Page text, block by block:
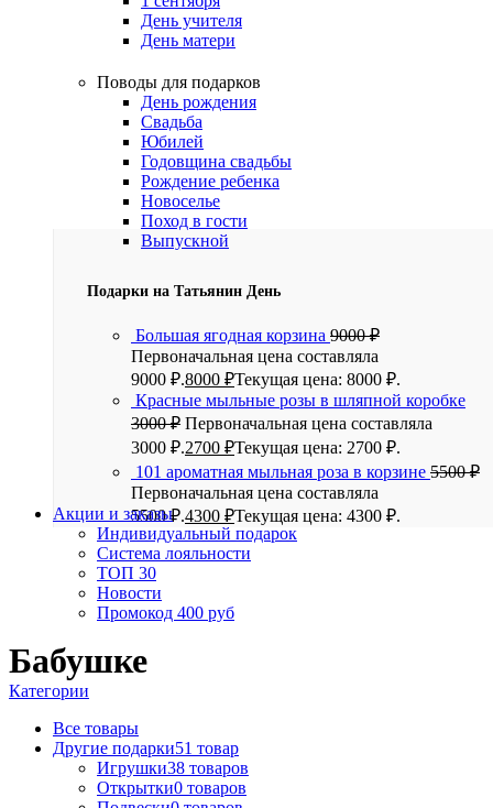
День учителя
День матери
Поводы для подарков
День рождения
Свадьба
Юбилей
Годовщина свадьбы
Рождение ребенка
Новоселье
Поход в гости
Выпускной
Подарки на Татьянин День
Большая ягодная корзина 9000₽
Первоначальная цена составляла
9000 ₽.8000 ₽Текущая цена: 8000 ₽.
Красные мыльные розы в шляпной коробке
3000₽ Первоначальная цена составляла
3000 ₽.2700 ₽Текущая цена: 2700 ₽.
101 ароматная мыльная роза в корзине 5500₽
Первоначальная цена составляла
5500 ₽.4300 ₽Текущая цена: 4300 ₽.
Акции и заказы
Индивидуальный подарок
Система лояльности
ТОП 30
Новости
Промокод 400 руб
Бабушке
Категории
Все товары
Другие подарки51 товар
Игрушки38 товаров
Открытки0 товаров